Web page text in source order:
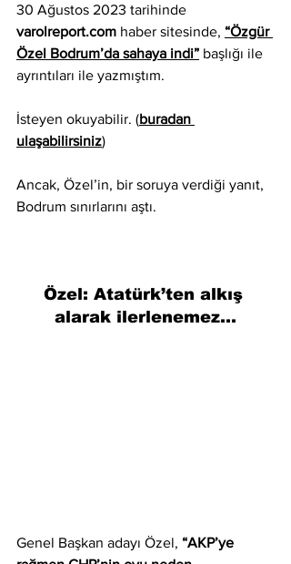
30 Ağustos 2023 tarihinde
varolreport.com haber sitesinde, “Özgür
Özel Bodrum’da sahaya indi” başlığı ile
ayrıntıları ile yazmıştım.
İsteyen okuyabilir. (buradan
ulaşabilirsiniz)
Ancak, Özel’in, bir soruya verdiği yanıt,
Bodrum sınırlarını aştı.
Özel: Atatürk’ten alkış
alarak ilerlenemez…
Genel Başkan adayı Özel, “AKP’ye